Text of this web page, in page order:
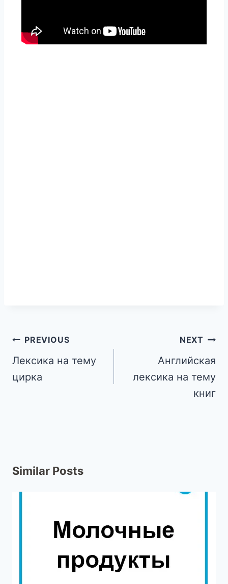
PREVIOUS
Лексика на тему
цирка
NEXT
Английская
лексика на тему
книг
Similar Posts